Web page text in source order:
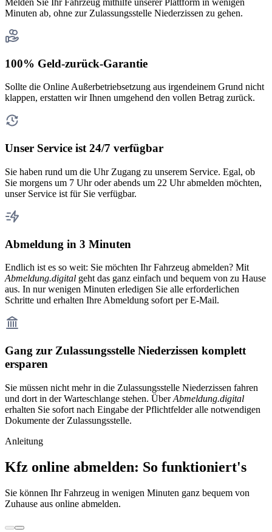
Melden Sie Ihr Fahrzeug mithilfe unserer Plattform in wenigen
Minuten ab, ohne zur Zulassungsstelle Niederzissen zu gehen.
100% Geld-zurück-Garantie
Sollte die Online Außerbetriebsetzung aus irgendeinem Grund nicht
klappen, erstatten wir Ihnen umgehend den vollen Betrag zurück.
Unser Service ist 24/7 verfügbar
Sie haben rund um die Uhr Zugang zu unserem Service. Egal, ob
Sie morgens um 7 Uhr oder abends um 22 Uhr abmelden möchten,
unser Service ist für Sie verfügbar.
Abmeldung in 3 Minuten
Endlich ist es so weit: Sie möchten Ihr Fahrzeug abmelden? Mit
Abmeldung.digital geht das ganz einfach und bequem von zu Hause
aus. In nur wenigen Minuten erledigen Sie alle erforderlichen
Schritte und erhalten Ihre Abmeldung sofort per E-Mail.
Gang zur Zulassungsstelle Niederzissen komplett
ersparen
Sie müssen nicht mehr in die Zulassungsstelle Niederzissen fahren
und dort in der Warteschlange stehen. ÜberAbmeldung.digital
erhalten Sie sofort nach Eingabe der Pflichtfelder alle notwendigen
Dokumente der Zulassungsstelle.
Anleitung
Kfz online abmelden: So funktioniert's
Sie können Ihr Fahrzeug in wenigen Minuten ganz bequem von
Zuhause aus online abmelden.